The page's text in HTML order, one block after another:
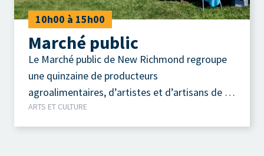
10h00 à 15h00
Marché public
Le Marché public de New Richmond regroupe
une quinzaine de producteurs
agroalimentaires, d’artistes et d’artisans de la
région.
ARTS ET CULTURE